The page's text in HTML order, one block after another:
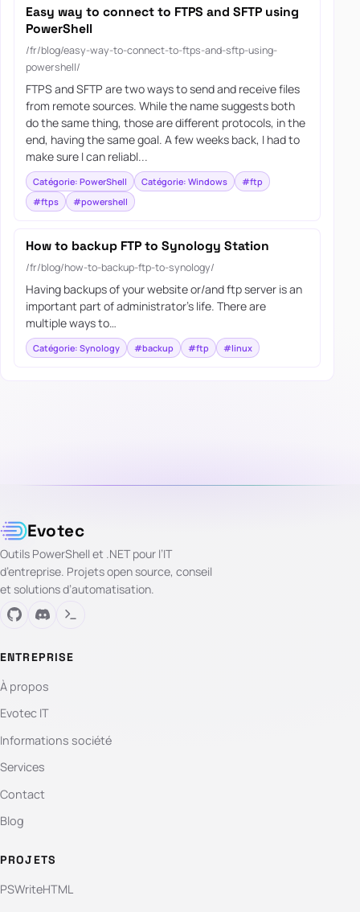
Easy way to connect to FTPS and SFTP using
PowerShell
/fr/blog/easy-way-to-connect-to-ftps-and-sftp-using-
powershell/
FTPS and SFTP are two ways to send and receive files
from remote sources. While the name suggests both
do the same thing, those are different protocols, in the
end, having the same goal. A few weeks back, I had to
make sure I can reliabl...
Catégorie: PowerShell Catégorie: Windows
#ftp
#ftps
#powershell
How to backup FTP to Synology Station
/fr/blog/how-to-backup-ftp-to-synology/
Having backups of your website or/and ftp server is an
important part of administrator’s life. There are
multiple ways to…
Catégorie: Synology #backup #ftp #linux
Evotec
Outils PowerShell et .NET pour l’IT
d’entreprise. Projets open source, conseil
et solutions d’automatisation.
ENTREPRISE
À propos
Evotec IT
Informations société
Services
Contact
Blog
PROJETS
PSWriteHTML